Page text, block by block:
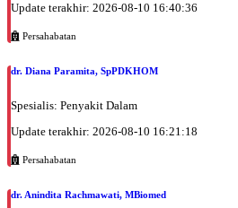
Update terakhir: 2026-08-10 16:40:36
Persahabatan
dr. Diana Paramita, SpPDKHOM
Spesialis: Penyakit Dalam
Update terakhir: 2026-08-10 16:21:18
Persahabatan
dr. Anindita Rachmawati, MBiomed